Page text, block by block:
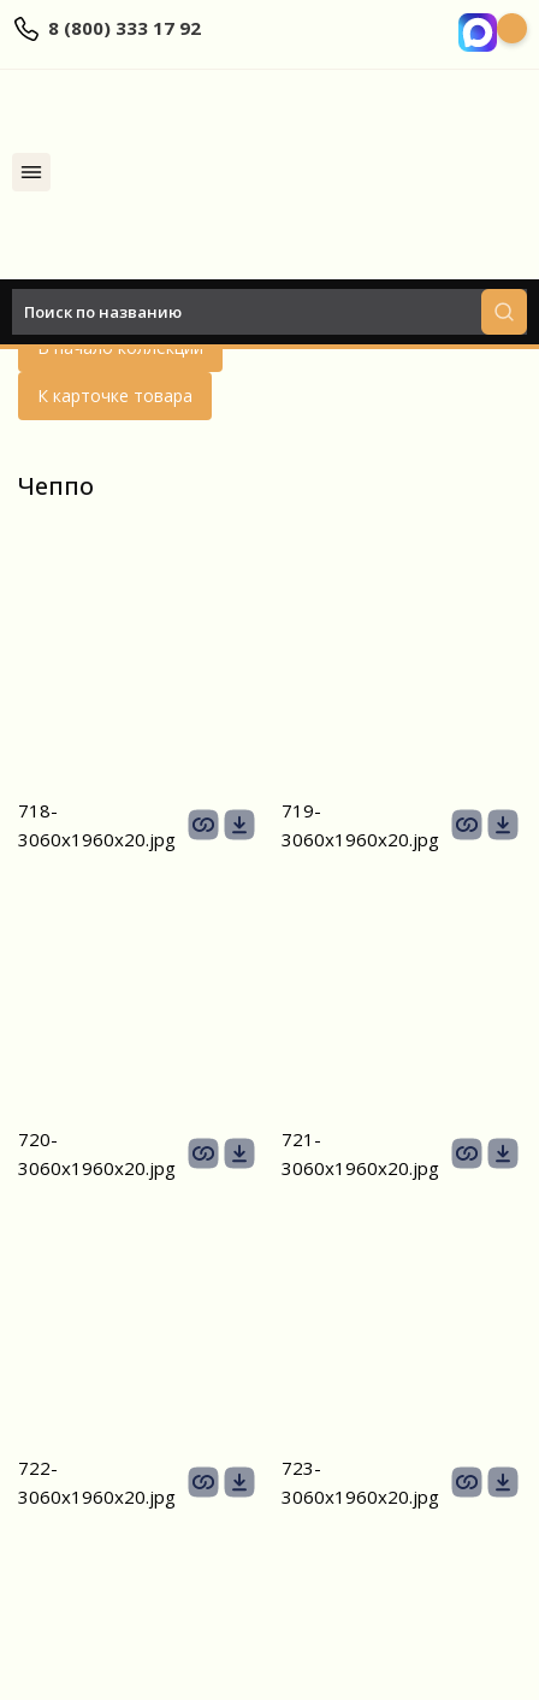
8 (800) 333 17 92
Назад
В начало коллекции
К карточке товара
Чеппо
718-
3060х1960x20.jpg
719-
3060х1960x20.jpg
720-
3060х1960x20.jpg
721-
3060х1960x20.jpg
722-
3060х1960x20.jpg
723-
3060х1960x20.jpg